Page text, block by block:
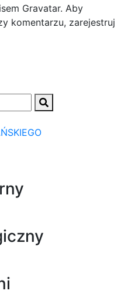
Gravatar. Aby
komentarzu, zarejestruj